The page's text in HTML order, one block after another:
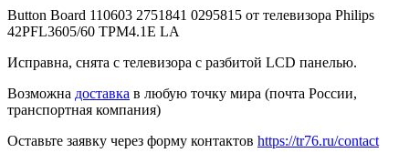
Button Board 110603 2751841 0295815 от телевизора Philips
42PFL3605/60 TPM4.1E LA
Исправна, снята с телевизора с разбитой LCD панелью.
Возможна доставка в любую точку мира (почта России,
транспортная компания)
Оставьте заявку через форму контактов https://tr76.ru/contact